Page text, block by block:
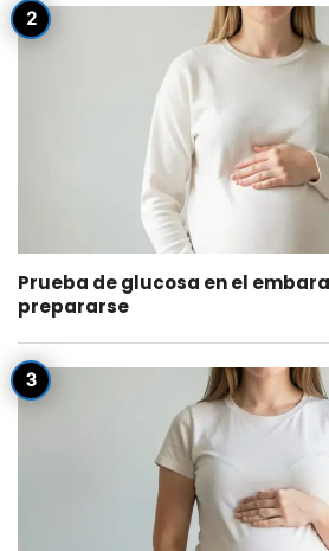
Prueba de glucosa en el
prepararse